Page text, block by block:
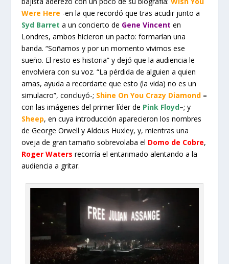
Were Here -en la que recordó que tras acudir junto a
Syd Barret a un concierto de Gene Vincent en
Londres, ambos hicieron un pacto: formarían una
banda. “Soñamos y por un momento vivimos ese
sueño. El resto es historia” y dejó que la audiencia le
envolviera con su voz. “La pérdida de alguien a quien
amas, ayuda a recordarte que esto (la vida) no es un
simulacro”, concluyó-; Shine On You Crazy Diamond –
con las imágenes del primer líder de Pink Floyd–; y
Sheep, en cuya introducción aparecieron los nombres
de George Orwell y Aldous Huxley, y, mientras una
oveja de gran tamaño sobrevolaba el Domo de Cobre,
Roger Waters recorría el entarimado alentando a la
audiencia a gritar.